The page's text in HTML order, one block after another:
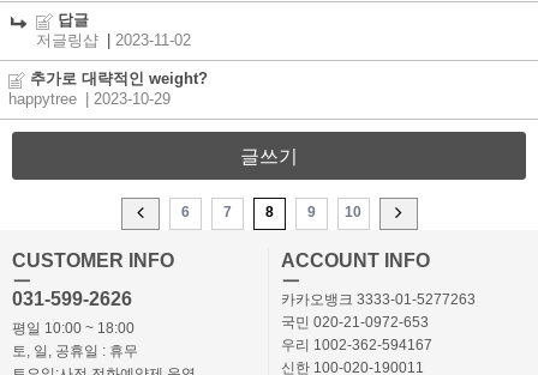
답글
저글링샵
2023-11-02
추가로 대략적인 weight?
happytree
| 2023-10-29
글쓰기
6 7 8 9 10
CUSTOMER INFO
ㅡ
031-599-2626
평일 10:00 ~ 18:00
토, 일, 공휴일 : 휴무
ACCOUNT INFO
ㅡ
카카오뱅크 3333-01-5277263
국민 020-21-0972-653
우리 1002-362-594167
신한 100-020-190011